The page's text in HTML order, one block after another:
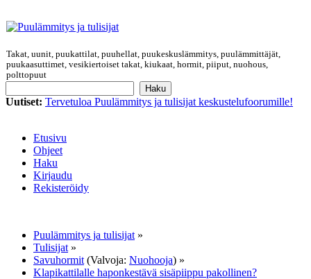
Takat, uunit, puukattilat, puuhellat, puukeskuslämmitys, puulämmittäjät,
puukaasuttimet, vesikiertoiset takat, kiukaat, hormit, piiput, nuohous,
polttopuut
Uutiset: Tervetuloa Puulämmitys ja tulisijat keskustelufoorumille!
Etusivu
Ohjeet
Haku
Kirjaudu
Rekisteröidy
Puulämmitys ja tulisijat »
Tulisijat »
Savuhormit (Valvoja: Nuohooja) »
Klapikattilalle haponkestävä sisäpiippu pakollinen?